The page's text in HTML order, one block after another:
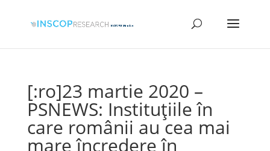
[:ro]23 martie 2020 –
PSNEWS: Instituţiile în
care românii au cea mai
mare încredere în